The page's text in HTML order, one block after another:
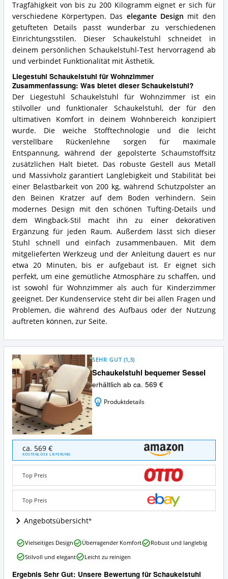
Tragfähigkeit von bis zu 200 Kilogramm eignet er sich für
verschiedene Körpertypen. Das elegante Design mit den
getufteten Details passt wunderbar zu verschiedenen
Einrichtungsstilen. Dieser Schaukelstuhl schneidet in
deinem persönlichen Schaukelstuhl-Test hervorragend ab
und verbindet Funktionalität mit Ästhetik.
Liegestuhl Schaukelstuhl für Wohnzimmer
Zusammenfassung: Was bietet dieser Schaukelstuhl?
Der Liegestuhl Schaukelstuhl für Wohnzimmer ist ein
stilvoller und funktionaler Schaukelstuhl, der für den
ultimativen Komfort in deinem Wohnbereich konzipiert
wurde. Die weiche Stofftechnologie und die leicht
verstellbare Rückenlehne sorgen für maximale
Entspannung, während der gepolsterte Schaumstoffsitz
zusätzlichen Halt bietet. Das robuste Gestell aus Metall
und Massivholz garantiert Langlebigkeit und Stabilität bei
einer Belastbarkeit von 200 kg, während Schutzpolster an
den Beinen Kratzer auf dem Boden verhindern. Sein
modernes Design mit den schönen Tufting-Details und
dem Wingback-Stil macht ihn zu einer dekorativen
Ergänzung für jeden Raum. Außerdem lässt sich dieser
Stuhl schnell und einfach zusammenbauen. Mit dem
mitgelieferten Werkzeug und der Anleitung dauert es nur
etwa 20 Minuten, bis er aufgebaut ist. Er eignet sich
perfekt, um eine gemütliche Atmosphäre zu schaffen, und
ist sowohl für Wohnzimmer als auch für Kinderzimmer
geeignet. Der Kundenservice steht dir bei allen Fragen und
Problemen, die während des Aufbaus oder der Nutzung
auftreten können, zur Seite.
Schaukelstuhl bequemer Sessel
SEHR GUT (1,3)
erhältlich ab ca. 569 €
Produktdetails
Schaukelstuhl
bequemer
Sessel
Angebote:
ist
dieser
Schaukelstuhl
erhältlich?
ca. 569 €
KOSTENLOSE LIEFERUNG
Top Preis
Top Preis
Angebotsübersicht
Ergebnis Sehr Gut: Unsere Bewertung für Schaukelstuhl
Schaukelstuhl
bequemer
Sessel
Vielseitiges Design Überragender Komfort
Robust und langlebig
Stilvoll und elegant
Leicht zu reinigen